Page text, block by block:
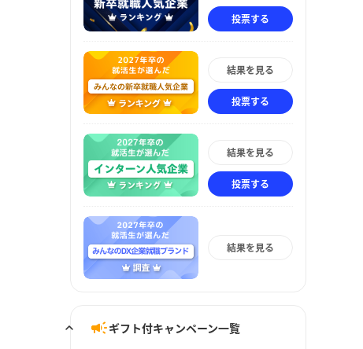
投票する
結果を見る
投票する
結果を見る
投票する
結果を見る
ギフト付キャンペーン一覧